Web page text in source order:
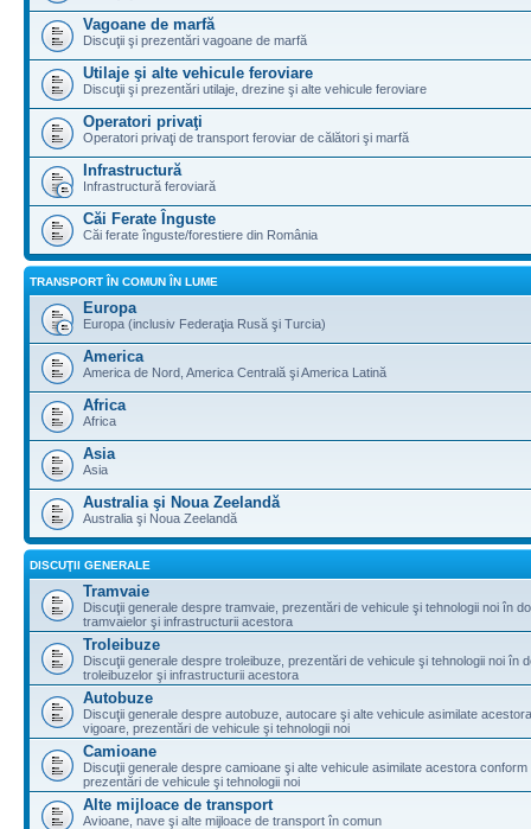
Vagoane de marfă
Discuţii şi prezentări vagoane de marfă
Utilaje şi alte vehicule feroviare
Discuţii şi prezentări utilaje, drezine şi alte vehicule feroviare
Operatori privaţi
Operatori privaţi de transport feroviar de călători şi marfă
Infrastructură
Infrastructură feroviară
Căi Ferate Înguste
Căi ferate înguste/forestiere din România
TRANSPORT ÎN COMUN ÎN LUME
Europa
Europa (inclusiv Federaţia Rusă şi Turcia)
America
America de Nord, America Centrală şi America Latină
Africa
Africa
Asia
Asia
Australia şi Noua Zeelandă
Australia şi Noua Zeelandă
DISCUŢII GENERALE
Tramvaie
Discuţii generale despre tramvaie, prezentări de vehicule şi tehnologii noi în
tramvaielor şi infrastructurii acestora
Troleibuze
Discuţii generale despre troleibuze, prezentări de vehicule şi tehnologii noi în
troleibuzelor şi infrastructurii acestora
Autobuze
Discuţii generale despre autobuze, autocare şi alte vehicule asimilate
vigoare, prezentări de vehicule şi tehnologii noi
Camioane
Discuţii generale despre camioane şi alte vehicule asimilate acestora
prezentări de vehicule şi tehnologii noi
Alte mijloace de transport
Avioane, nave şi alte mijloace de transport în comun